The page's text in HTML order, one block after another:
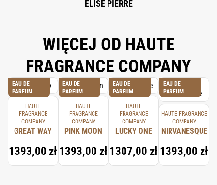
ELISE PIERRE
WIĘCEJ OD HAUTE
FRAGRANCE COMPANY
EAU DE
PARFUM
HAUTE
FRAGRANCE
COMPANY
GREAT WAY
1393,00 zł
EAU DE
PARFUM
HAUTE
FRAGRANCE
COMPANY
PINK MOON
1393,00 zł
EAU DE
PARFUM
HAUTE
FRAGRANCE
COMPANY
LUCKY ONE
1307,00 zł
EAU DE
PARFUM
HAUTE FRAGRANCE
COMPANY
NIRVANESQUE
1393,00 zł